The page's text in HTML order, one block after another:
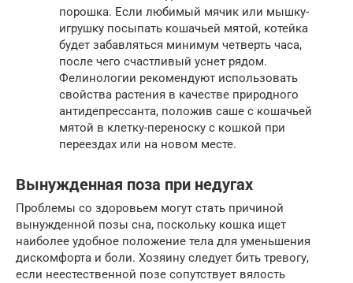
порошка. Если любимый мячик или мышку-
игрушку посыпать кошачьей мятой, котейка
будет забавляться минимум четверть часа,
после чего счастливый уснет рядом.
Фелинологии рекомендуют использовать
свойства растения в качестве природного
антидепрессанта, положив саше с кошачьей
мятой в клетку-переноску с кошкой при
переездах или на новом месте.
Вынужденная поза при недугах
Проблемы со здоровьем могут стать причиной
вынужденной позы сна, поскольку кошка ищет
наиболее удобное положение тела для уменьшения
дискомфорта и боли. Хозяину следует бить тревогу,
если неестественной позе сопутствует вялость